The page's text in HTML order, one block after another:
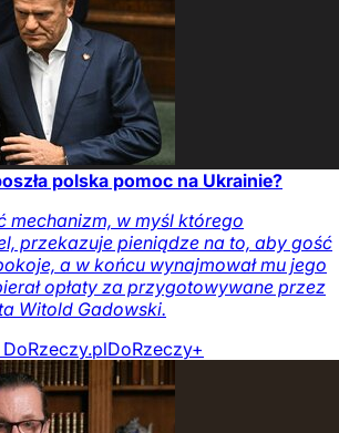
polska pomoc na Ukrainie?
mechanizm, w myśl którego
przekazuje pieniądze na to, aby gość
a w końcu wynajmował mu jego
opłaty za przygotowywane przez
Witold Gadowski.
DoRzeczy+